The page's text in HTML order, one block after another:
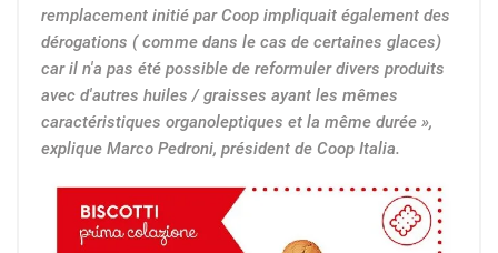
remplacement initié par Coop impliquait également des
dérogations ( comme dans le cas de certaines glaces)
car il n'a pas été possible de reformuler divers produits
avec d'autres huiles / graisses ayant les mêmes
caractéristiques organoleptiques et la même durée »,
explique Marco Pedroni, président de Coop Italia.